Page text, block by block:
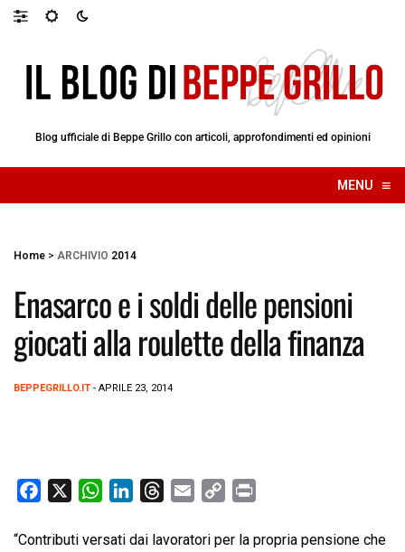
Blog ufficiale di Beppe Grillo con articoli, approfondimenti ed opinioni
MENU ≡
☰
Home > ARCHIVIO 2014
Enasarco e i soldi delle pensioni
giocati alla roulette della finanza
BEPPEGRILLO.IT - APRILE 23, 2014
c
W
a
n
r
a
p
i
“Contributi versati dai lavoratori per la propria pensione che